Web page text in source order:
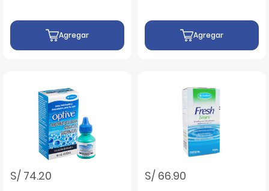
Agregar Agregar
S/ 74.20 S/ 66.90